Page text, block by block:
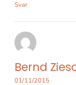
Svar
Bernd
01/11/2015